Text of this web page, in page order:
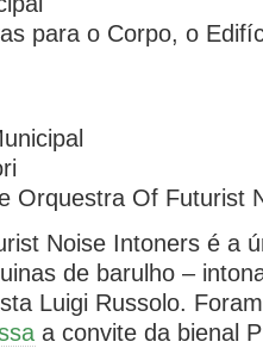
para o Corpo, o
Orquestra Of Futurist
Noise Intoners é a
de barulho –
Luigi Russolo.
a convite da bienal